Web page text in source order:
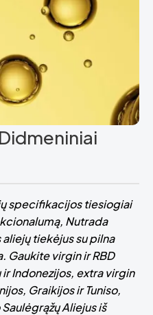
specifikacijos tiesiogiai
Nutrada
tiekėjus su pilna
Gaukite virgin ir RBD
Indonezijos, extra virgin
Graikijos ir Tuniso,
Aliejus iš